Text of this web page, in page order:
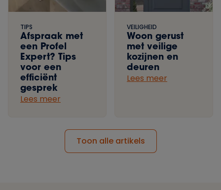
TIPS
Afspraak met
een Profel
Expert? Tips
voor een
efficiënt
gesprek
Lees meer
VEILIGHEID
Woon gerust
met veilige
kozijnen en
deuren
Lees meer
Toon alle artikels